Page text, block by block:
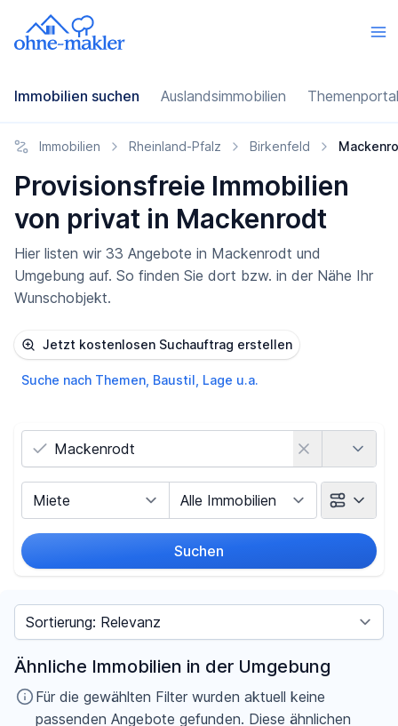
Immobilien suchen Auslandsimmobilien
Immobilien Rheinland-Pfalz Birkenfeld
Provisionsfreie Immobilien
von privat in Mackenrodt
Hier listen wir 33 Angebote in Mackenrodt und
Umgebung auf. So finden Sie dort bzw. in der Nähe Ihr
Wunschobjekt.
Jetzt kostenlosen Suchauftrag erstellen
Suche nach Themen, Baustil, Lage u.a.
Suchen
Preis
Sortieren nach
Ähnliche Immobilien in der Umgebung
Für die gewählten Filter wurden aktuell keine
passenden Angebote gefunden. Diese ähnlichen